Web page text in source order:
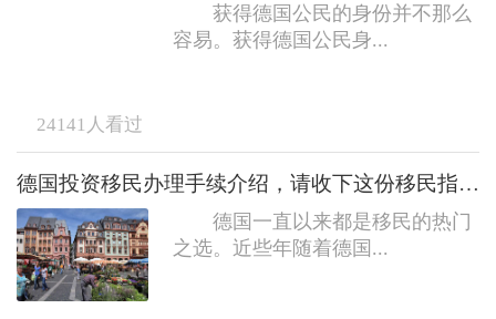
获得德国公民的身份并不那么
容易。获得德国公民身...
24141 人看过
德国投资移民办理手续介绍，请收下这份移民指南！
德国一直以来都是移民的热门
之选。近些年随着德国...